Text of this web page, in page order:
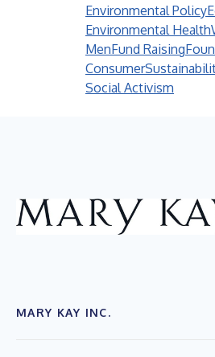
Environmental Policy
Environmental Health
MenFund Raising
Consumer
Social Activism
MARY KAY INC.